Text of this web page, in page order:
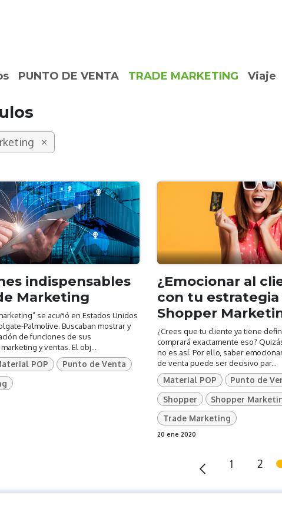
PUNTO DE VENTA TRADE MARKETING Viaje
×
indispensables
Marketing
se acuñó en Estados Unidos
Palmolive. Buscaban mostrar y
de funciones de sus
y ventas. El obj...
POP
Punto de Venta
¿Emocionar al
con tu estrategia
Shopper
¿Crees que tu cliente ya tiene
comprará exactamente eso?
no es así. Por ello, saber
de venta puede ser decisivo par...
Material POP Punto de
Shopper
Shopper
Trade Marketing
20 ene 2020
1 2